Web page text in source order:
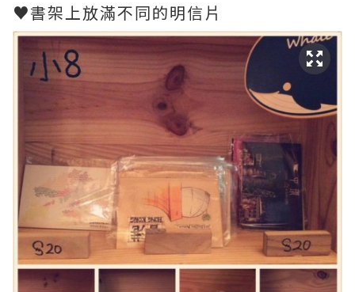
♥書架上放滿不同的明信片